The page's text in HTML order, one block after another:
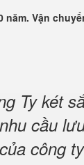
Vận
Ty két
cầu
công